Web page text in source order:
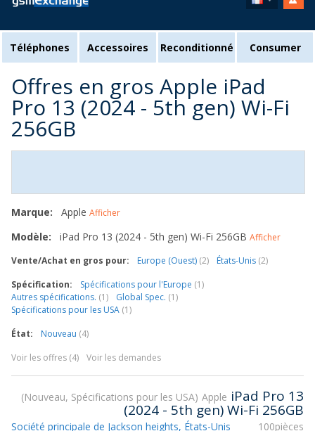
Téléphones Accessoires Reconditionné Consumer
Offres en gros Apple iPad
Pro 13 (2024 - 5th gen) Wi-Fi
256GB
Marque: Apple Afficher
Modèle: iPad Pro 13 (2024 - 5th gen) Wi-Fi 256GB Afficher
Vente/Achat en gros pour:
Europe (Ouest) (2) États-Unis (2)
Spécification:
Spécifications pour l'Europe (1)
Autres spécifications. (1) Global Spec. (1)
Spécifications pour les USA (1)
État:
Nouveau (4)
Voir les offres (4)
Voir les demandes
Nouveau, Spécifications pour les USA Apple iPad Pro 13
(2024 - 5th gen) Wi-Fi 256GB
100pièces
Société principale de Jackson heights, États-Unis